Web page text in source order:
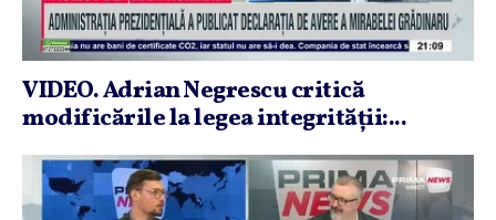
VIDEO. Adrian Negrescu critică
modificările la legea integrităţii:...